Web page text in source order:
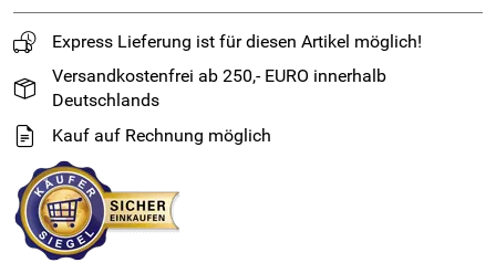
Express Lieferung ist für diesen Artikel möglich!
Versandkostenfrei ab 250,- EURO innerhalb
Deutschlands
Kauf auf Rechnung möglich